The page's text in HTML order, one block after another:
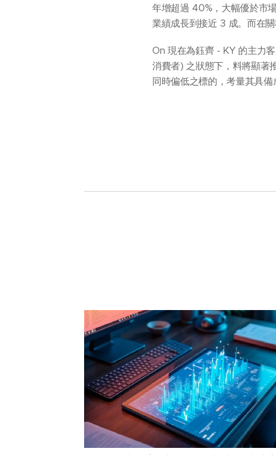
年增超過 40%，大幅優於市
業績成長到接近 3 成。而在
On 現在為鈺齊 - KY 的主力
消費者) 之狀態下，料將顯著
同時偏低之標的，考量其具備